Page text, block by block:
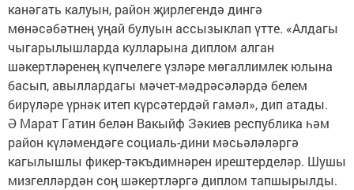
канәгать калуын, район җирлегендә дингә
мөнәсәбәтнең уңай булуын ассызыклап үтте. «Алдагы
чыгарылышларда кулларына диплом алган
шәкертләренең күпчелеге үзләре мөгаллимлек юлына
басып, авыллардагы мәчет-мәдрәсәләрдә белем
бирүләре үрнәк итеп күрсәтердәй гамәл», дип атады.
Ә Марат Гатин белән Вакыйф Зәкиев республика һәм
район күләмендәге социаль-дини мәсьәләләргә
кагылышлы фикер-тәкъдимнәрен ирештерделәр. Шушы
мизгелләрдән соң шәкертләргә диплом тапшырылды.